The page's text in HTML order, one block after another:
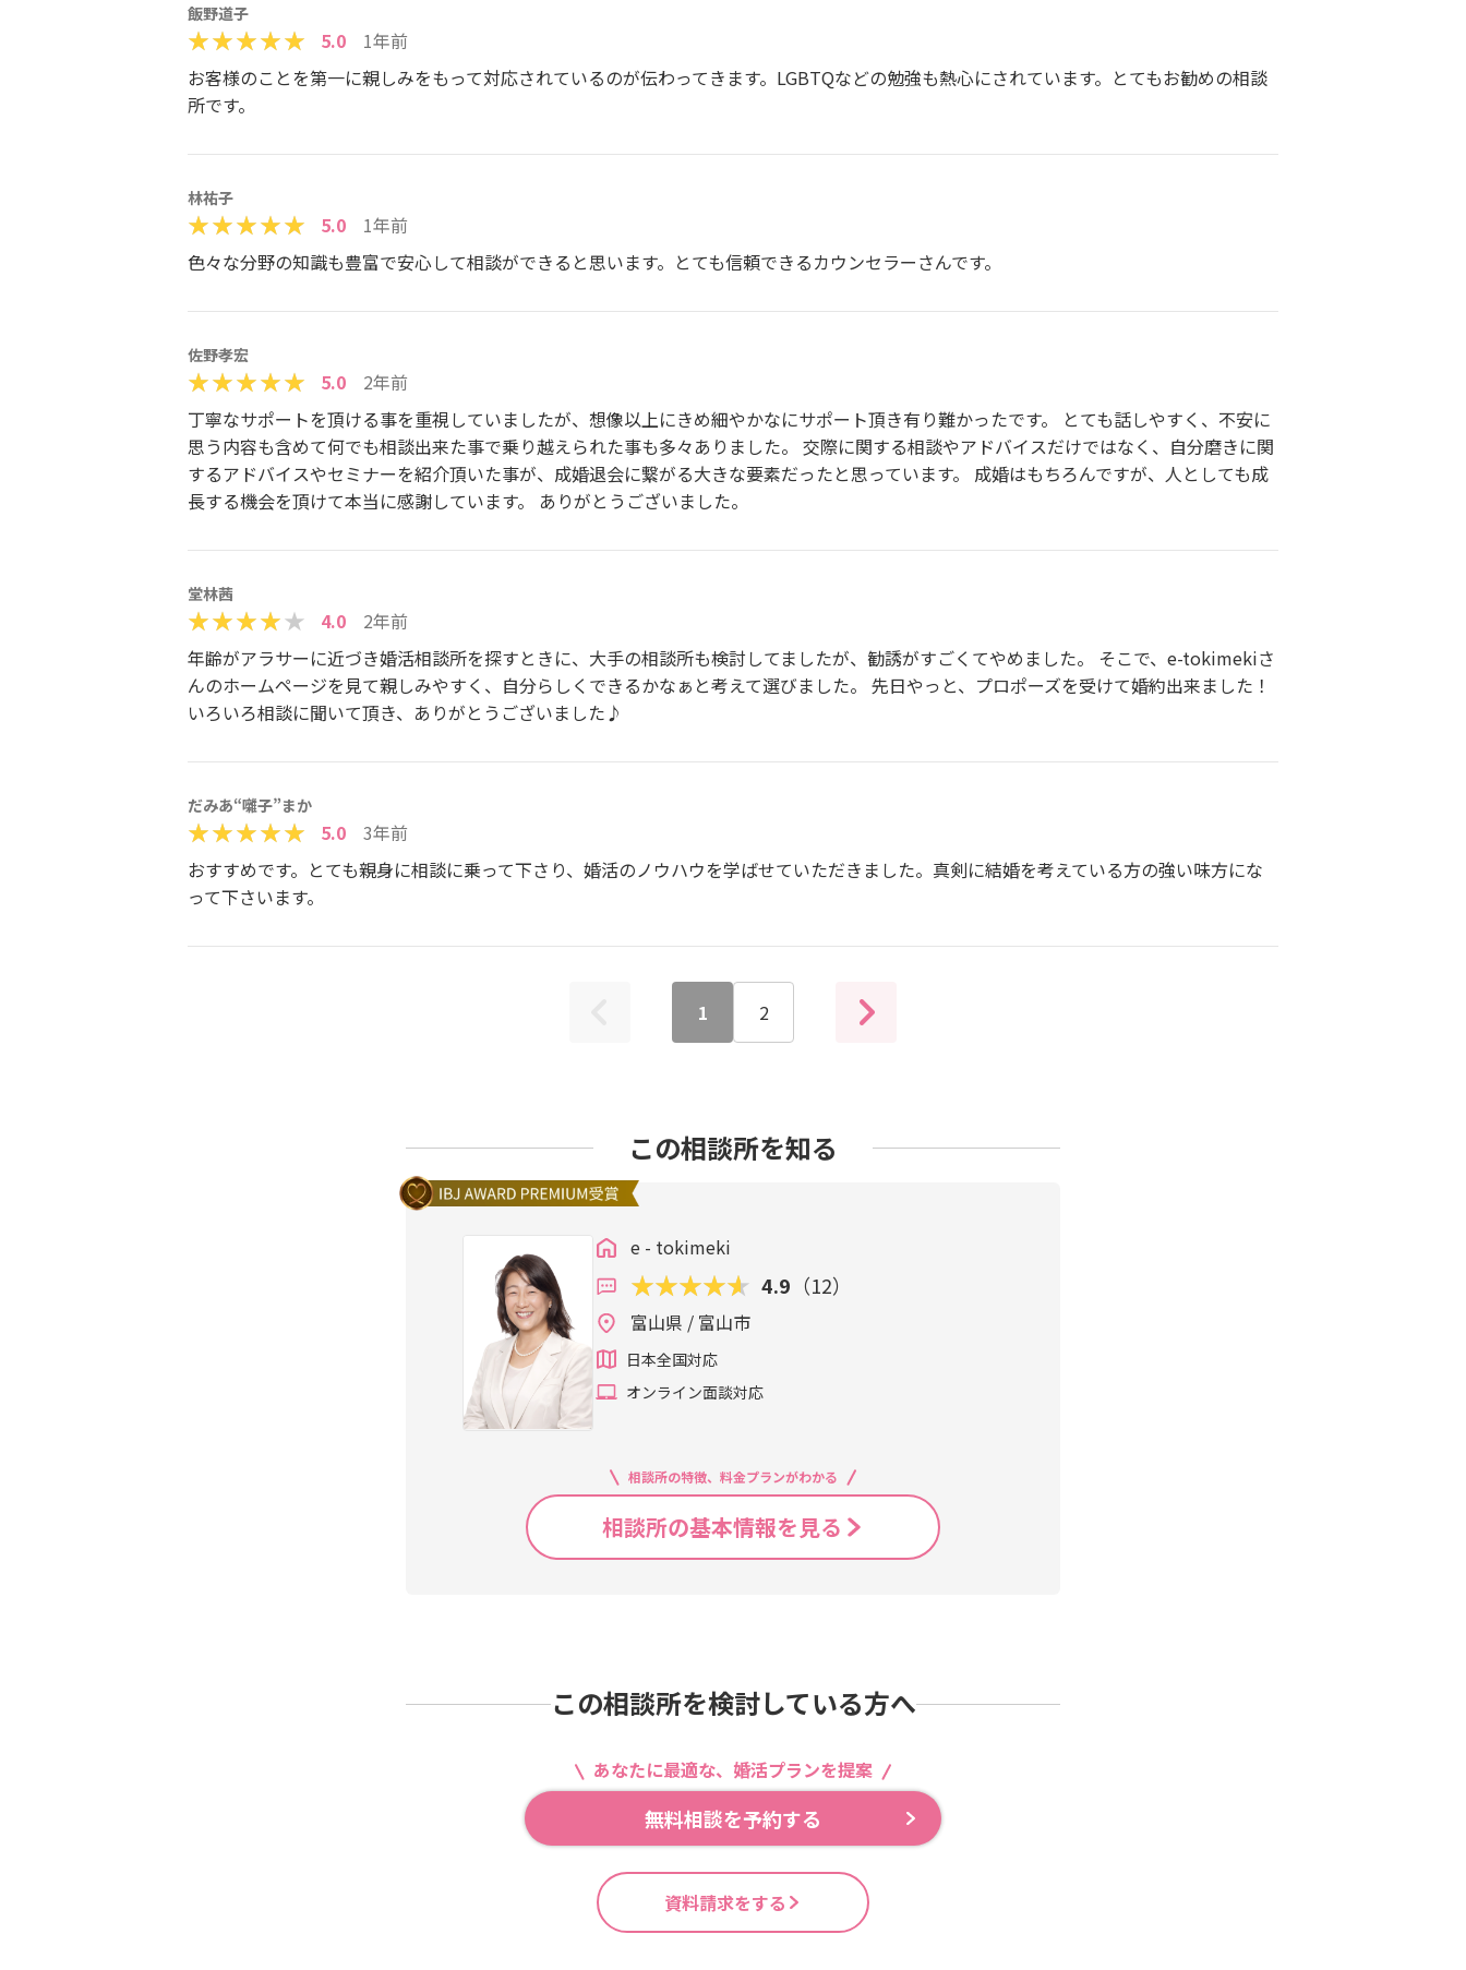
飯野道子
5.0
1年前
お客様のことを第一に親しみをもって対応されているのが伝わってきます。LGBTQなどの勉強も熱心にされています。とてもお勧めの相談
所です。
林祐子
5.0
1年前
色々な分野の知識も豊富で安心して相談ができると思います。とても信頼できるカウンセラーさんです。
佐野孝宏
5.0
2年前
丁寧なサポートを頂ける事を重視していましたが、想像以上にきめ細やかなにサポート頂き有り難かったです。 とても話しやすく、不安に
思う内容も含めて何でも相談出来た事で乗り越えられた事も多々ありました。 交際に関する相談やアドバイスだけではなく、自分磨きに関
するアドバイスやセミナーを紹介頂いた事が、成婚退会に繋がる大きな要素だったと思っています。 成婚はもちろんですが、人としても成
長する機会を頂けて本当に感謝しています。 ありがとうございました。
堂林茜
4.0
2年前
年齢がアラサーに近づき婚活相談所を探すときに、大手の相談所も検討してましたが、勧誘がすごくてやめました。 そこで、e-tokimekiさ
んのホームページを見て親しみやすく、自分らしくできるかなぁと考えて選びました。 先日やっと、プロポーズを受けて婚約出来ました！
いろいろ相談に聞いて頂き、ありがとうございました♪
だみあ“囃子”まか
5.0
3年前
おすすめです。とても親身に相談に乗って下さり、婚活のノウハウを学ばせていただきました。真剣に結婚を考えている方の強い味方にな
って下さいます。
1 2
この相談所を知る
e - tokimeki
4.9 （12）
富山県 / 富山市
日本全国対応
オンライン面談対応
相談所の特徴、料金プランがわかる
相談所の基本情報を見る
この相談所を検討している方へ
あなたに最適な、婚活プランを提案
無料相談を予約する
資料請求をする